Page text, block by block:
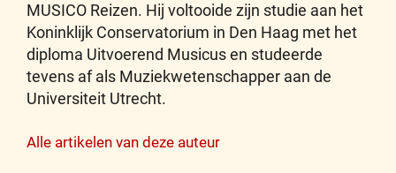
MUSICO Reizen. Hij voltooide zijn studie aan het
Koninklijk Conservatorium in Den Haag met het
diploma Uitvoerend Musicus en studeerde
tevens af als Muziekwetenschapper aan de
Universiteit Utrecht.
Alle artikelen van deze auteur